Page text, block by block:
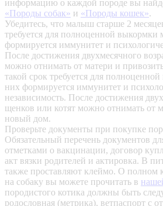
информацию о каждой породе вы
«Породы собак» и «Породы кошек».
Убедитесь, что малыш старше 2
требуется для полноценной
формируется иммунитет и
После достижения двухмесячного
можно отнимать от матери и
такой срок требуется для
них формируется иммунитет и
независимость. После достижения
щенков или котят можно отнимать от
новый дом.
Проверьте документы при покупке
Обязательный перечень документов
отметками о вакцинации, договор
акт вязки родителей и актировка. В
также проставляют клеймо. О полном
на собаку вы можете прочитать в
породистого котика должны быть
родословная (метрика), ветпаспорт с